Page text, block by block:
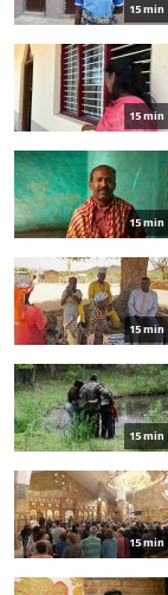
15 min
15 min
15 min
15 min
15 min
15 min